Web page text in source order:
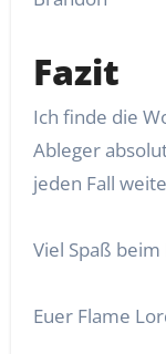
Fazit
Ich finde die
Ableger
jeden Fall
Viel Spaß beim
Euer Flame